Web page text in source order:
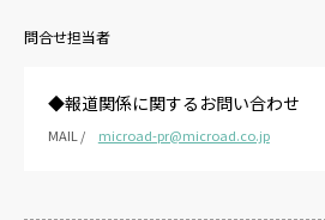
問合せ担当者
◆報道関係に関するお問い合わせ
MAIL / microad-pr@microad.co.jp